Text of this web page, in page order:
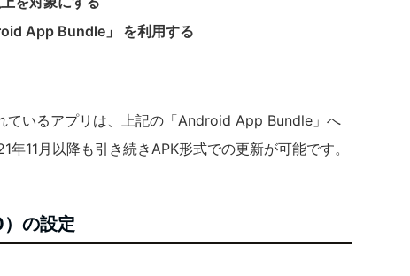
App Bundle」 を利用する
ているアプリは、上記の「Android App Bundle」へ
11月以降も引き続きAPK形式での更新が可能です。
の設定